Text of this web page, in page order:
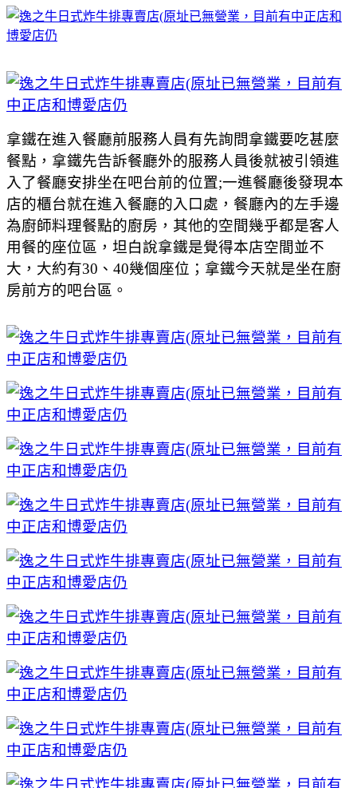
拿鐵在進入餐廳前服務人員有先詢問拿鐵要吃甚麼
餐點，拿鐵先告訴餐廳外的服務人員後就被引領進
入了餐廳安排坐在吧台前的位置;一進餐廳後發現本
店的櫃台就在進入餐廳的入口處，餐廳內的左手邊
為廚師料理餐點的廚房，其他的空間幾乎都是客人
用餐的座位區，坦白說拿鐵是覺得本店空間並不
大，大約有30、40幾個座位；拿鐵今天就是坐在廚
房前方的吧台區。